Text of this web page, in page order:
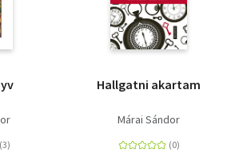
Hallgatni akartam
Márai Sándor